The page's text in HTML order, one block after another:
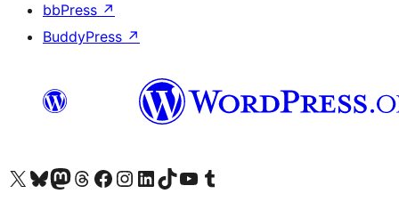
bbPress ↗
BuddyPress ↗
ကျွန်ုပ်တို့၏ X (ယခင် Twitter) အကောင့်သို့ သွားရောက်ကြည့်ရှုပါကျွန်ုပ်တို့၏ Bluesky အကောင့်သို့ ဝင်ရောက်ကြည့်ရှုရန်
ကျွန်ုပ်တို့၏ Mastodon အကောင့်သို့ သွားရောက်ကြည့်ရှုပါကျွန်ုပ်တို့၏ Threads အကောင့်သို့ ဝင်ရောက်ကြည့်ရှုရန်
ကျွန်ုပ်တို့၏ Facebook စာမျက်နှာသို့ သွားရောက်ကြည့်ရှုပါကျွန်ုပ်တို့၏ Instagram အကောင့်သို့ သွားရောက်ကြည့်ရှုပါ ကျွန်ုပ်တို့၏ LinkedIn အကောင့်သို့ သွားရောက်ကြည့်ရှုပါကျွန်ုပ်တို့၏ TikTok အကောင့်သို့ ဝင်ရောက်ကြည့်ရှုရန်
ကျွန်ုပ်တို့၏ YouTube ချန်နယ်သို့ သွားရောက်ကြည့်ရှုပါ ကျွန်ုပ်တို့၏ Tumblr အကောင့်သို့ ဝင်ရောက်ကြည့်ရှုရန်